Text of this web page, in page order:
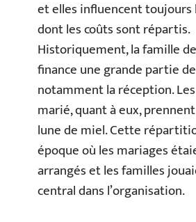
et elles influencent toujours
dont les coûts sont répartis.
Historiquement, la famille
finance une grande partie
notamment la réception.
marié, quant à eux,
lune de miel. Cette
époque où les mariages
arrangés et les familles
central dans l’organisation.